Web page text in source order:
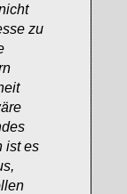
zu
ist es